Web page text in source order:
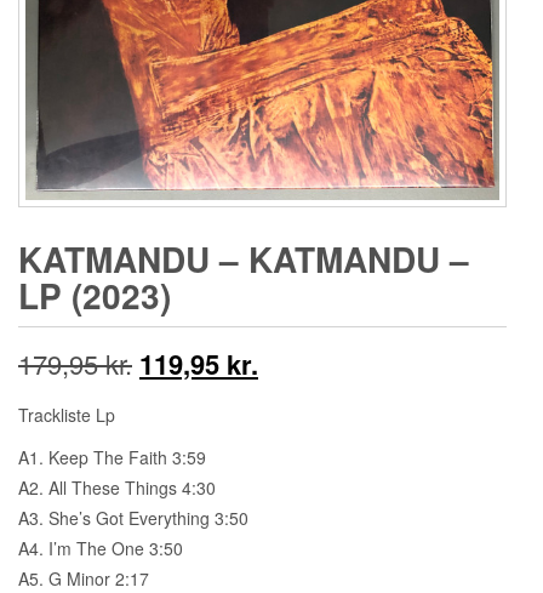
KATMANDU – KATMANDU –
LP (2023)
179,95kr. Den
pris
var:
179,95 kr..
119,95 kr.
Trackliste Lp
A1. Keep The Faith 3:59
A2. All These Things 4:30
A3. She’s Got Everything 3:50
A4. I’m The One 3:50
A5. G Minor 2:17